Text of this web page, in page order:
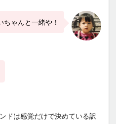
ちゃんと一緒や！
ドは感覚だけで決めている訳